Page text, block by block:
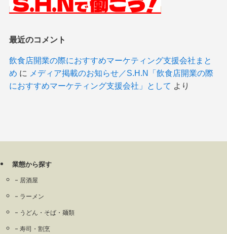
最近のコメント
飲食店開業の際におすすめマーケティング支援会社まと
め に メディア掲載のお知らせ／S.H.N「飲食店開業の際
におすすめマーケティング支援会社」として より
業態から探す
居酒屋
ラーメン
うどん・そば・麺類
寿司・割烹